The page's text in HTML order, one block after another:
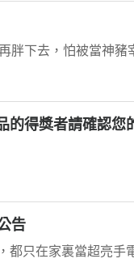
的得獎者請確認您
告